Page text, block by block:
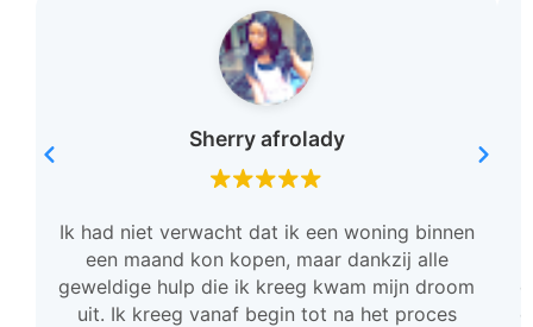
Sherry afrolady
Ik had niet verwacht dat ik een woning binnen
een maand kon kopen, maar dankzij alle
geweldige hulp die ik kreeg kwam mijn droom
uit. Ik kreeg vanaf begin tot na het proces